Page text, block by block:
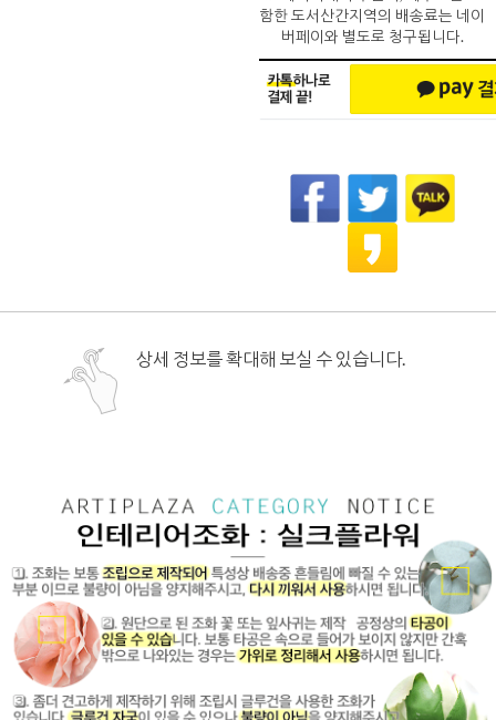
함한 도서산간지역의 배송료는 네이
버페이와 별도로 청구됩니다.
상세 정보를 확대해 보실 수 있습니다.